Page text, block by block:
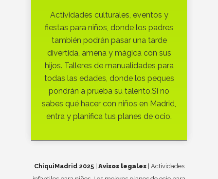
Actividades culturales, eventos y
fiestas para niños, donde los padres
también podrán pasar una tarde
divertida, amena y mágica con sus
hijos. Talleres de manualidades para
todas las edades, donde los peques
pondrán a prueba su talento.Si no
sabes qué hacer con niños en Madrid,
entra y planifica tus planes de ocio.
ChiquiMadrid 2025| Avisos legales| Actividades